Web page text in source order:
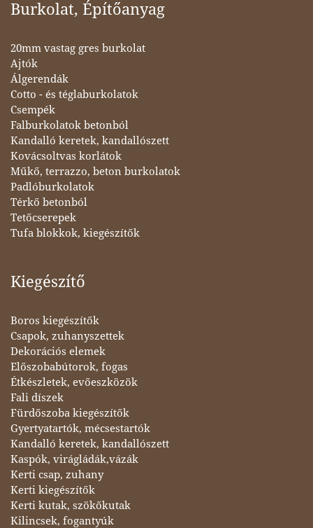
Burkolat, Építőanyag
20mm vastag gres burkolat
Ajtók
Álgerendák
Cotto - és téglaburkolatok
Csempék
Falburkolatok betonból
Kandalló keretek, kandallószett
Kovácsoltvas korlátok
Műkő, terrazzo, beton burkolatok
Padlóburkolatok
Térkő betonból
Tetőcserepek
Tufa blokkok, kiegészítők
Kiegészítő
Boros kiegészítők
Csapok, zuhanyszettek
Dekorációs elemek
Előszobabútorok, fogas
Étkészletek, evőeszközök
Fali díszek
Fürdőszoba kiegészítők
Gyertyatartók, mécsestartók
Kandalló keretek, kandallószett
Kaspók, virágládák,vázák
Kerti csap, zuhany
Kerti kiegészítők
Kerti kutak, szökőkutak
Kilincsek, fogantyúk